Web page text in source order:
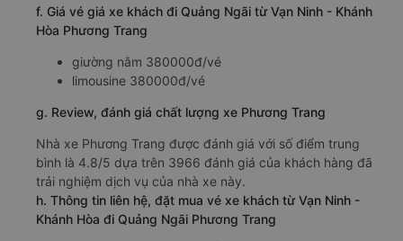
f. Giá vé giá xe khách đi Quảng Ngãi từ Vạn Ninh - Khánh
Hòa Phương Trang
giường nằm 380000đ/vé
limousine 380000đ/vé
g. Review, đánh giá chất lượng xe Phương Trang
Nhà xe Phương Trang được đánh giá với số điểm trung
bình là 4.8/5 dựa trên 3966 đánh giá của khách hàng đã
trải nghiệm dịch vụ của nhà xe này.
h. Thông tin liên hệ, đặt mua vé xe khách từ Vạn Ninh -
Khánh Hòa đi Quảng Ngãi Phương Trang